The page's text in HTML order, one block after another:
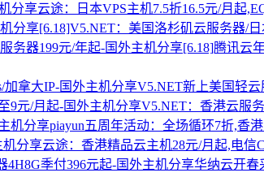
云途：日本VPS主机7.5折16.5元/月起
[6.18]V5.NET：美国洛杉矶云服务器/
[6.18]腾讯云
V5.NET新上美国轻云
V5.NET：香港云服
piayun五周年活动：全场循环7折,香
云途：香港精品云主机28元/月起,电信
华纳云开春